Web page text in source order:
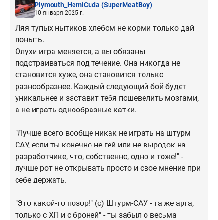
Plymouth_HemiCuda (SuperMeatBoy)
10 января 2025 г.
Ляя тупых нытиков хлебом не корми только дай
поныть.
Олухи игра меняется, а вы обязаны
подстраиваться под течение. Она никогда не
становится хуже, она становится только
разнообразнее. Каждый следующий бой будет
уникальнее и заставит тебя пошевелить мозгами,
а не играть однообразные катки.
"Лучше всего вообще никак не играть на штурм
САУ, если ты конечно не гей или не выродок на
разработчике, что, собственно, одно и тоже!" -
лучше рот не открывать просто и свое мнение при
себе держать.
"Это какой-то позор!" (с) Штурм-САУ - та же арта,
только с ХП и с броней" - ты забыл о весьма